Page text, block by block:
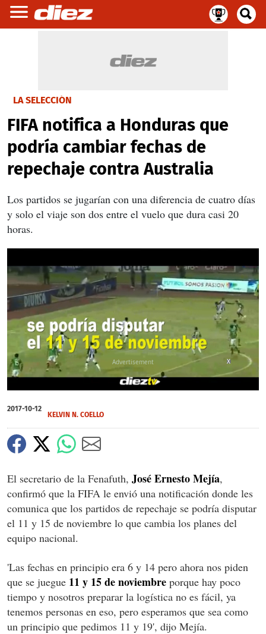
LA SELECCIÓN
FIFA notifica a Honduras que
podría cambiar fechas de
repechaje contra Australia
Los partidos se jugarían con una diferencia de cuatro días
y solo el viaje son dos entre el vuelo que dura casi 20
horas.
of
37
X
2017-10-12
KELVIN N. COELLO
El secretario de la Fenafuth, José Ernesto Mejía,
confirmó que la FIFA le envió una notificación donde les
comunica que los partidos de repechaje se podría disputar
el 11 y 15 de noviembre lo que cambia los planes del
equipo nacional.
'Las fechas en principio era 6 y 14 pero ahora nos piden
que se juegue 11 y 15 de noviembre porque hay poco
tiempo y nosotros preparar la logística no es fácil, ya
tenemos personas en eso, pero esperamos que sea como
un principio que pedimos 11 y 19', dijo Mejía.